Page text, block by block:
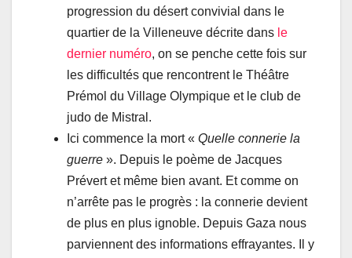
progression du désert convivial dans le
quartier de la Villeneuve décrite dans le
dernier numéro, on se penche cette fois sur
les difficultés que rencontrent le Théâtre
Prémol du Village Olympique et le club de
judo de Mistral.
Ici commence la mort « Quelle connerie la
guerre ». Depuis le poème de Jacques
Prévert et même bien avant. Et comme on
n’arrête pas le progrès : la connerie devient
de plus en plus ignoble. Depuis Gaza nous
parviennent des informations effrayantes. Il y